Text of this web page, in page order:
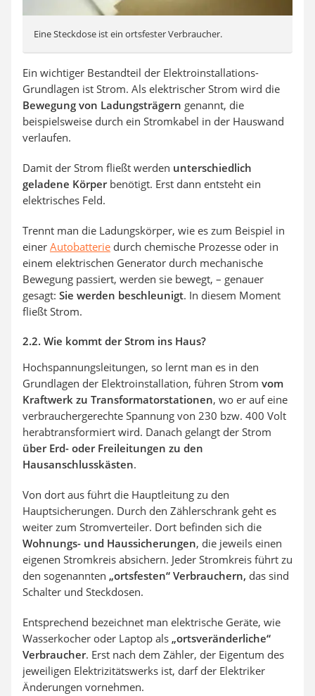
Eine Steckdose ist ein ortsfester Verbraucher.
Ein wichtiger Bestandteil der Elektroinstallations-
Grundlagen ist Strom. Als elektrischer Strom wird die
Bewegung von Ladungsträgern genannt, die
beispielsweise durch ein Stromkabel in der Hauswand
verlaufen.
Damit der Strom fließt werden unterschiedlich
geladene Körperbenötigt. Erst dann entsteht ein
elektrisches Feld.
Trennt man die Ladungskörper, wie es zum Beispiel in
einer Autobatterie durch chemische Prozesse oder in
einem elektrischen Generator durch mechanische
Bewegung passiert, werden sie bewegt, – genauer
gesagt: Sie werden beschleunigt. In diesem Moment
fließt Strom.
2.2. Wie kommt der Strom ins Haus?
Hochspannungsleitungen, so lernt man es in den
Grundlagen der Elektroinstallation, führen Strom vom
Kraftwerk zu Transformatorstationen, wo er auf eine
verbrauchergerechte Spannung von 230 bzw. 400 Volt
herabtransformiert wird. Danach gelangt der Strom
über Erd- oder Freileitungen zu den
Hausanschlusskästen.
Von dort aus führt die Hauptleitung zu den
Hauptsicherungen. Durch den Zählerschrank geht es
weiter zum Stromverteiler. Dort befinden sich die
Wohnungs- und Haussicherungen, die jeweils einen
eigenen Stromkreis absichern. Jeder Stromkreis führt zu
den sogenannten „ortsfesten“ Verbrauchern, das sind
Schalter und Steckdosen.
Entsprechend bezeichnet man elektrische Geräte, wie
Wasserkocher oder Laptop als „ortsveränderliche“
Verbraucher. Erst nach dem Zähler, der Eigentum des
jeweiligen Elektrizitätswerks ist, darf der Elektriker
Änderungen vornehmen.